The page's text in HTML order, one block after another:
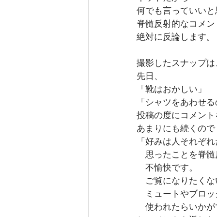
何でも言っていい
脊髄反射的なコメ
絶対に反論します。
撮影したスナップ
先日、
「靴はおかしい」
「シャツをあわせ
投稿の度にコメン
あまりにも続くので
「好みは人それぞ
思ったことを脊髄
不愉快です。
ご覧になりたく
ミュートやブロ
使われたらいか